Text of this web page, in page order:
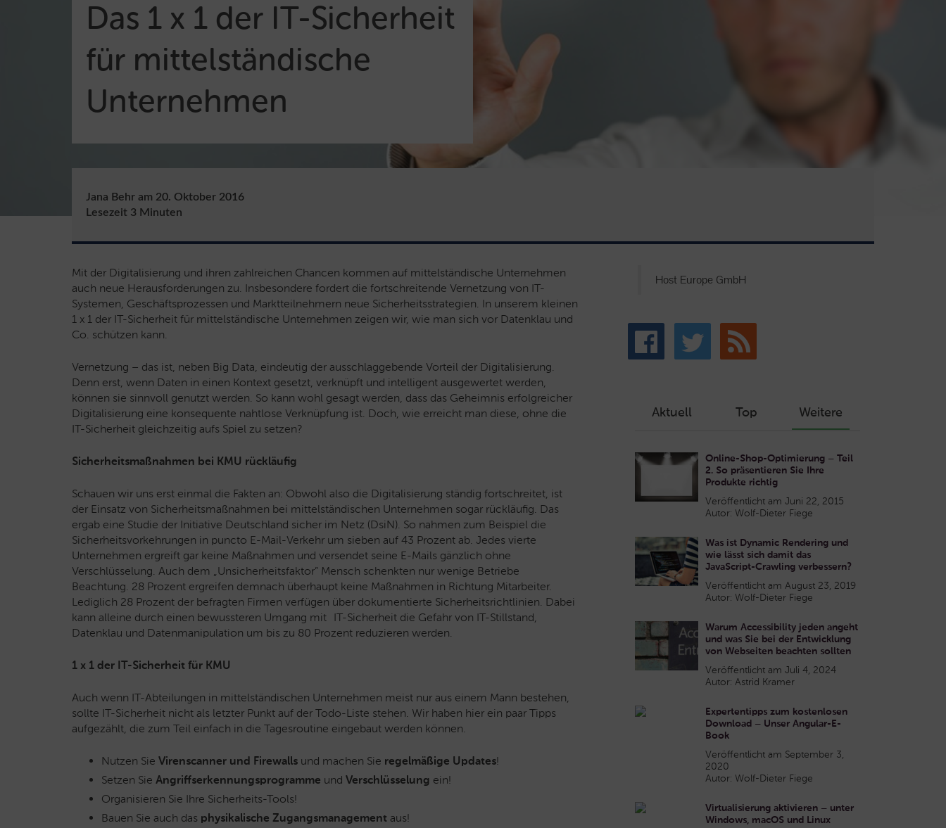
Das 1 x 1 der IT-Sicherheit
für mittelständische
Unternehmen
Jana Behr am 20. Oktober 2016
Lesezeit 3 Minuten
Mit der Digitalisierung und ihren zahlreichen Chancen kommen auf mittelständische Unternehmen
auch neue Herausforderungen zu. Insbesondere fordert die fortschreitende Vernetzung von IT-
Systemen, Geschäftsprozessen und Marktteilnehmern neue Sicherheitsstrategien. In unserem kleinen
1 x 1 der IT-Sicherheit für mittelständische Unternehmen zeigen wir, wie man sich vor Datenklau und
Co. schützen kann.
Vernetzung – das ist, neben Big Data, eindeutig der ausschlaggebende Vorteil der Digitalisierung.
Denn erst, wenn Daten in einen Kontext gesetzt, verknüpft und intelligent ausgewertet werden,
können sie sinnvoll genutzt werden. So kann wohl gesagt werden, dass das Geheimnis erfolgreicher
Digitalisierung eine konsequente nahtlose Verknüpfung ist. Doch, wie erreicht man diese, ohne die
IT-Sicherheit gleichzeitig aufs Spiel zu setzen?
Sicherheitsmaßnahmen bei KMU rückläufig
Schauen wir uns erst einmal die Fakten an: Obwohl also die Digitalisierung ständig fortschreitet, ist
der Einsatz von Sicherheitsmaßnahmen bei mittelständischen Unternehmen sogar rückläufig. Das
ergab eine Studie der Initiative Deutschland sicher im Netz (DsiN). So nahmen zum Beispiel die
Sicherheitsvorkehrungen in puncto E-Mail-Verkehr um sieben auf 43 Prozent ab. Jedes vierte
Unternehmen ergreift gar keine Maßnahmen und versendet seine E-Mails gänzlich ohne
Verschlüsselung. Auch dem „Unsicherheitsfaktor” Mensch schenkten nur wenige Betriebe
Beachtung. 28 Prozent ergreifen demnach überhaupt keine Maßnahmen in Richtung Mitarbeiter.
Lediglich 28 Prozent der befragten Firmen verfügen über dokumentierte Sicherheitsrichtlinien. Dabei
kann alleine durch einen bewussteren Umgang mit IT-Sicherheit die Gefahr von IT-Stillstand,
Datenklau und Datenmanipulation um bis zu 80 Prozent reduzieren werden.
1 x 1 der IT-Sicherheit für KMU
Auch wenn IT-Abteilungen in mittelständischen Unternehmen meist nur aus einem Mann bestehen,
sollte IT-Sicherheit nicht als letzter Punkt auf der Todo-Liste stehen. Wir haben hier ein paar Tipps
aufgezählt, die zum Teil einfach in die Tagesroutine eingebaut werden können.
Nutzen Sie Virenscanner und Firewalls und machen Sie regelmäßige Updates!
Setzen Sie Angriffserkennungsprogramme und Verschlüsselung ein!
Organisieren Sie Ihre Sicherheits-Tools!
Bauen Sie auch das physikalische Zugangsmanagement aus!
Host Europe GmbH
Aktuell Top Weitere
Online-Shop-Optimierung – Teil
2. So präsentieren Sie Ihre
Produkte richtig
Veröffentlicht am Juni 22, 2015
Autor: Wolf-Dieter Fiege
Was ist Dynamic Rendering und
wie lässt sich damit das
JavaScript-Crawling verbessern?
Veröffentlicht am August 23, 2019
Autor: Wolf-Dieter Fiege
Warum Accessibility jeden angeht
und was Sie bei der Entwicklung
von Webseiten beachten sollten
Veröffentlicht am Juli 4, 2024
Autor: Astrid Kramer
Expertentipps zum kostenlosen
Download – Unser Angular-E-
Book
Veröffentlicht am September 3,
2020
Autor: Wolf-Dieter Fiege
Virtualisierung aktivieren – unter
Windows, macOS und Linux